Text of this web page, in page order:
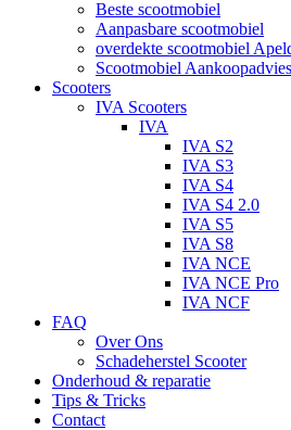
Beste scootmobiel
Aanpasbare scootmobiel
overdekte scootmobiel
Scootmobiel Aankoopadvies
Scooters
IVA Scooters
IVA
IVA S2
IVA S3
IVA S4
IVA S4 2.0
IVA S5
IVA S8
IVA NCE
IVA NCE Pro
IVA NCF
FAQ
Over Ons
Schadeherstel Scooter
Onderhoud & reparatie
Tips & Tricks
Contact